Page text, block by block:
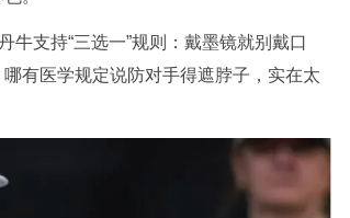
牛支持“三选一”规则：戴墨镜就别戴口
有医学规定说防对手得遮脖子，实在太